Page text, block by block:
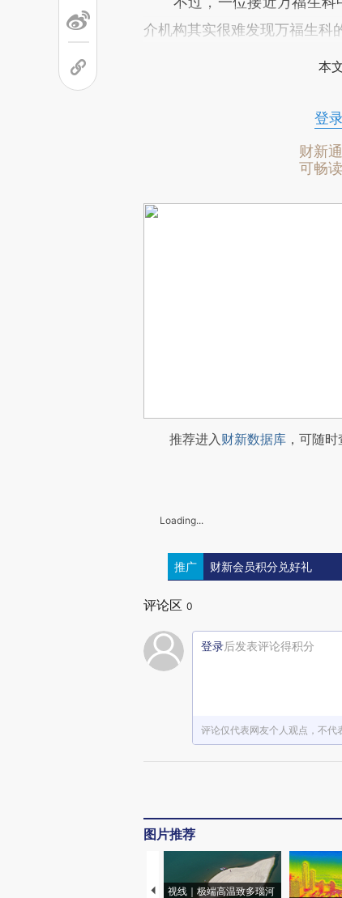
介机构其实很难发现万福生科
本
登
财新
可畅
推荐进入财新数据库 ，可随
Loading...
推广 财新会员积分兑好礼
评论区 0
登录后发表评论得积分
评论仅代表网友个人观点，不代
图片推荐
视线｜极端高温致多瑙河